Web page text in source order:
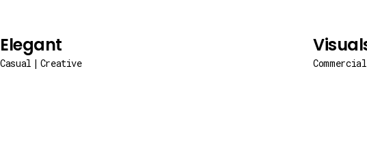
Elegant
Casual Creative Commercial